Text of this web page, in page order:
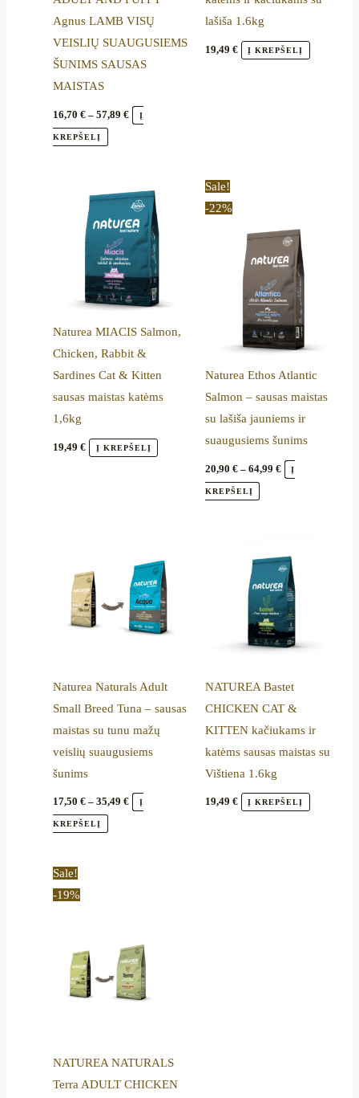
Agnus LAMB VISŲ
VEISLIŲ SUAUGUSIEMS
ŠUNIMS SAUSAS
MAISTAS
16,70€ – 57,89€ Į
KREPŠELĮ
on
the
product
page
lašiša 1.6kg
19,49 € Į KREPŠELĮ
Naturea MIACIS Salmon,
Chicken, Rabbit &
Sardines Cat & Kitten
sausas maistas katėms
1,6kg
19,49€ Į KREPŠELĮ
Sale!
-22%
Naturea Ethos Atlantic
Salmon – sausas maistas
su lašiša jauniems ir
suaugusiems šunims
20,90 € – 64,99 €
64,99 €
Į
KREPŠELĮ
has
multiple
variants.
The
options
may
chosen
on
the
product
page
Naturea Naturals Adult
Small Breed Tuna – sausas
maistas su tunu mažų
veislių suaugusiems
šunims
17,50€ – 35,49€
17,50 €
through
35,49 €
Į
KREPŠELĮ
product
multiple
variants.
may
be
chosen
on
product
NATUREA Bastet
CHICKEN CAT &
KITTEN kačiukams ir
katėms sausas maistas su
Vištiena 1.6kg
19,49 € Į KREPŠELĮ
Sale!
-19%
NATUREA NATURALS
Terra ADULT CHICKEN
variants.
The
options
chosen
on